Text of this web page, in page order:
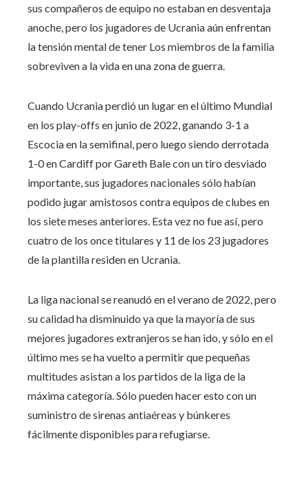
sus compañeros de equipo no estaban en desventaja
anoche, pero los jugadores de Ucrania aún enfrentan
la tensión mental de tener Los miembros de la familia
sobreviven a la vida en una zona de guerra.
Cuando Ucrania perdió un lugar en el último Mundial
en los play-offs en junio de 2022, ganando 3-1 a
Escocia en la semifinal, pero luego siendo derrotada
1-0 en Cardiff por Gareth Bale con un tiro desviado
importante, sus jugadores nacionales sólo habían
podido jugar amistosos contra equipos de clubes en
los siete meses anteriores. Esta vez no fue así, pero
cuatro de los once titulares y 11 de los 23 jugadores
de la plantilla residen en Ucrania.
La liga nacional se reanudó en el verano de 2022, pero
su calidad ha disminuido ya que la mayoría de sus
mejores jugadores extranjeros se han ido, y sólo en el
último mes se ha vuelto a permitir que pequeñas
multitudes asistan a los partidos de la liga de la
máxima categoría. Sólo pueden hacer esto con un
suministro de sirenas antiaéreas y búnkeres
fácilmente disponibles para refugiarse.